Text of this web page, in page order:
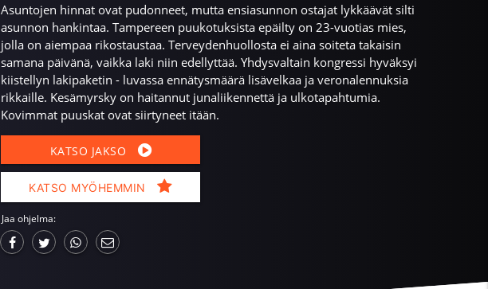
Asuntojen hinnat ovat pudonneet, mutta ensiasunnon ostajat lykkäävät silti
asunnon hankintaa. Tampereen puukotuksista epäilty on 23-vuotias mies,
jolla on aiempaa rikostaustaa. Terveydenhuollosta ei aina soiteta takaisin
samana päivänä, vaikka laki niin edellyttää. Yhdysvaltain kongressi hyväksyi
kiistellyn lakipaketin - luvassa ennätysmäärä lisävelkaa ja veronalennuksia
rikkaille. Kesämyrsky on haitannut junaliikennettä ja ulkotapahtumia.
Kovimmat puuskat ovat siirtyneet itään.
KATSO JAKSO
KATSO MYÖHEMMIN
Jaa ohjelma: